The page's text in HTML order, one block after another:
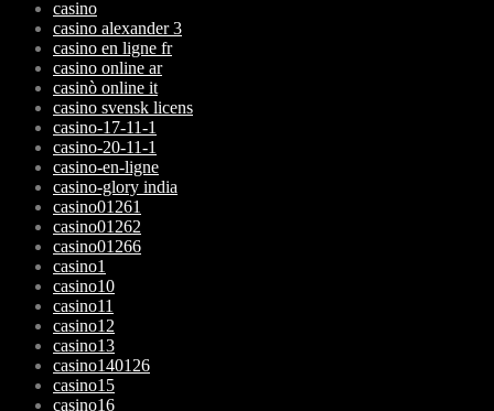
casino
casino alexander 3
casino en ligne fr
casino online ar
casinò online it
casino svensk licens
casino-17-11-1
casino-20-11-1
casino-en-ligne
casino-glory india
casino01261
casino01262
casino01266
casino1
casino10
casino11
casino12
casino13
casino140126
casino15
casino16